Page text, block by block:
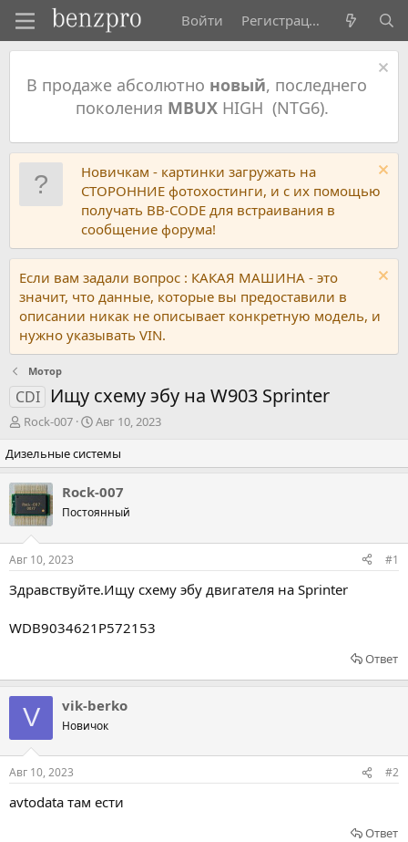
Войти Регистрация
В продаже абсолютно новый, последнего
поколения MBUXHIGH (NTG6).
Новичкам - картинки загружать на
СТОРОННИЕ фотохостинги, и с их помощью
получать BB-CODE для встраивания в
сообщение форума!
Если вам задали вопрос : КАКАЯ МАШИНА - это
значит, что данные, которые вы предоставили в
описании никак не описывает конкретную модель, и
нужно указывать VIN.
Мотор
CDI Ищу схему эбу на W903 Sprinter
А
т
о
р
т
е
м
Rock-007
Д
т
а
н
ч
а
Авг 10, 2023
Дизельные системы
Rock-007
Постоянный
Авг 10, 2023 #1
Здравствуйте.Ищу схему эбу двигателя на Sprinter
WDB9034621P572153
Ответ
V vik-berko
Новичок
Авг 10, 2023 #2
avtodata там ести
Ответ